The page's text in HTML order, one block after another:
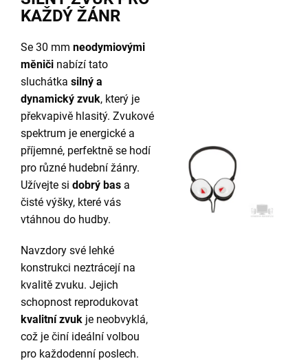
KAŽDÝ ŽÁNR
Se 30 mm neodymiovými
měniči nabízí tato
sluchátka silný a
dynamický zvuk, který je
překvapivě hlasitý. Zvukové
spektrum je energické a
příjemné, perfektně se hodí
pro různé hudební žánry.
Užívejte si dobrý bas a
čisté výšky, které vás
vtáhnou do hudby.
Navzdory své lehké
konstrukci neztrácejí na
kvalitě zvuku. Jejich
schopnost reprodukovat
kvalitní zvuk je neobvyklá,
což je činí ideální volbou
pro každodenní poslech.